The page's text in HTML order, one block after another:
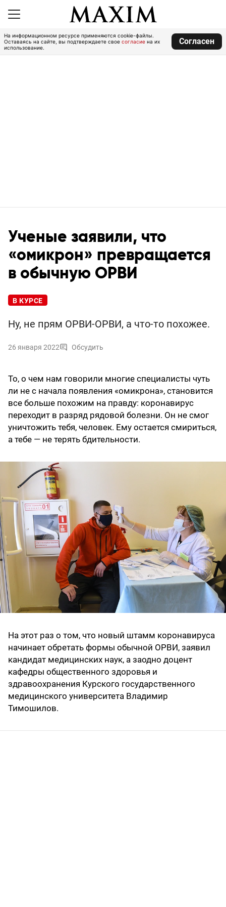
На информационном ресурсе применяются cookie-файлы.
Оставаясь на сайте, вы подтверждаете свое согласие на их
использование.
Согласен
Ученые заявили, что
«омикрон» превращается
в обычную ОРВИ
В КУРСЕ
Ну, не прям ОРВИ-ОРВИ, а что-то похожее.
26 января 2022 Обсудить
То, о чем нам говорили многие специалисты чуть
ли не с начала появления «омикрона», становится
все больше похожим на правду: коронавирус
переходит в разряд рядовой болезни. Он не смог
уничтожить тебя, человек. Ему остается смириться,
а тебе — не терять бдительности.
На этот раз о том, что новый штамм коронавируса
начинает обретать формы обычной ОРВИ, заявил
кандидат медицинских наук, а заодно доцент
кафедры общественного здоровья и
здравоохранения Курского государственного
медицинского университета Владимир
Тимошилов.